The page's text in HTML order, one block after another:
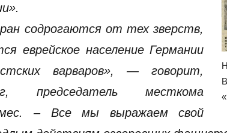
содрогаются от тех зверств,
еврейское население Германии
варваров», — говорит,
председатель месткома
– Все мы выражаем свой